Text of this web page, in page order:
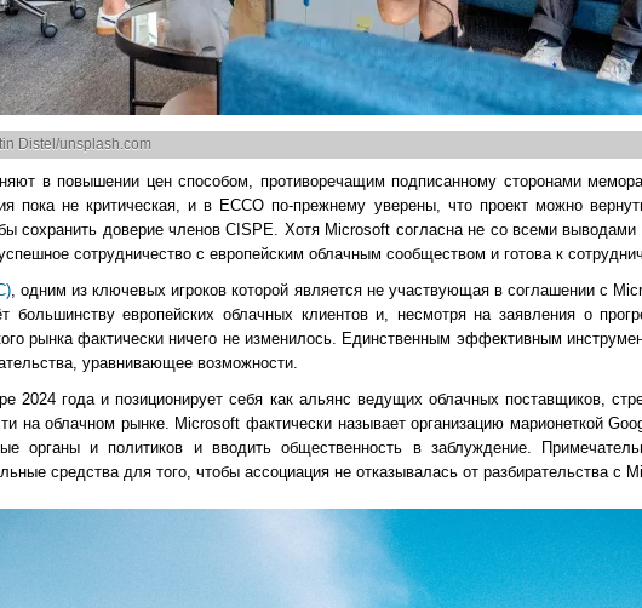
Distel/unsplash.com
в повышении цен способом, противоречащим подписанному сторонами
пока не критическая, и в ECCO по-прежнему уверены, что проект можно
сохранить доверие членов CISPE. Хотя Microsoft согласна не со всеми
сотрудничество с европейским облачным сообществом и готова к
, одним из ключевых игроков которой является не участвующая в соглашении с
большинству европейских облачных клиентов и, несмотря на заявления о
рынка фактически ничего не изменилось. Единственным эффективным
уравнивающее возможности.
2024 года и позиционирует себя как альянс ведущих облачных поставщиков,
на облачном рынке. Microsoft фактически называет организацию марионеткой
органы и политиков и вводить общественность в заблуждение.
средства для того, чтобы ассоциация не отказывалась от разбирательства с